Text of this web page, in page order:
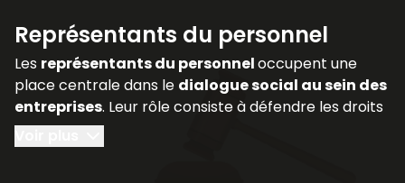
le sous-menu Vos besoins
Représentants du personnel
Les représentants du personneloccupent une
place centrale dans le dialogue social au sein des
entreprises. Leur rôle consiste à défendre les droits
et intérêts des salariés, à relayer leurs
préoccupations auprès de la direction et à